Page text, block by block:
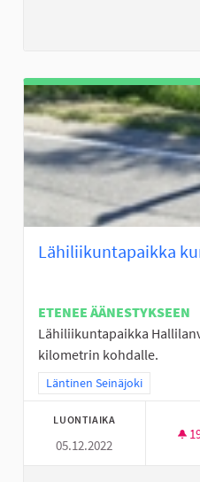
Lähiliikuntapaikka
ETENEE ÄÄNESTYKSEEN
Lähiliikuntapaikka
kilometrin kohdalle.
Rajaa tulokset teeman
Läntinen Seinäjoki
LUONTIAIKA
05.12.2022